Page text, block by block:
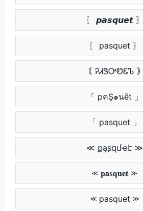
〖 𝙥𝙖𝙨𝙦𝙪𝙚𝙩 〗
〖 pasquet 〗
｟ ᎮᏗᏕᎤᏬᏋᏖ ｠
「 pคŞ๑นēt 」
「 pasquet 」
≪ քąʂզմҽէ ≫
⪻ 𝐩𝐚𝐬𝐪𝐮𝐞𝐭 ⪼
⪻ pasquet ⪼